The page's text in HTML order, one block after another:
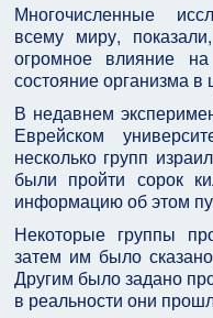
Многочисленные
всему миру,
огромное влияние
состояние организма в
В недавнем
Еврейском
несколько групп
были пройти сорок
информацию об этом
Некоторые группы
затем им было
Другим было задано
в реальности они